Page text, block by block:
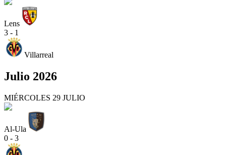
Lens
3 - 1
Villarreal
Julio 2026
MIÉRCOLES 29 JULIO
Al-Ula
0 - 3